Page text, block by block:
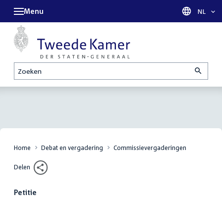
Zoeken
Menu Taal
NL
Home Debat en vergadering Commissievergaderingen
Delen
Petitie